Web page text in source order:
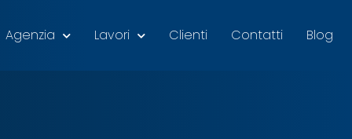
Agenzia Lavori Clienti Contatti Blog